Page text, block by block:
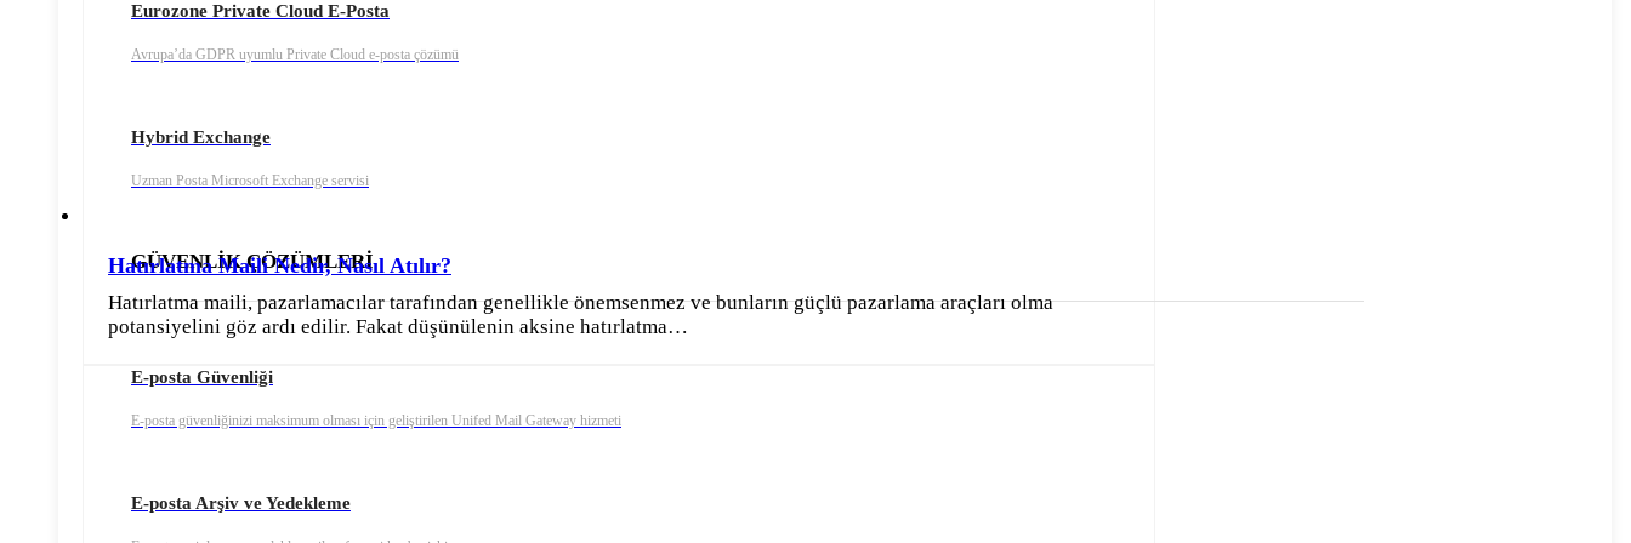
Eurozone Private Cloud E-Posta
Avrupa’da GDPR uyumlu Private Cloud e-posta çözümü
Hybrid Exchange
Uzman Posta Microsoft Exchange servisi
GÜVENLİK ÇÖZÜMLERİ
E-posta Güvenliği
E-posta güvenliğinizi maksimum olması için geliştirilen Unifed Mail Gateway hizmeti
E-posta Arşiv ve Yedekleme
Hatırlatma Maili Nedir, Nasıl Atılır?
Hatırlatma maili, pazarlamacılar tarafından genellikle önemsenmez ve bunların güçlü pazarlama araçları olma
potansiyelini göz ardı edilir. Fakat düşünülenin aksine hatırlatma…